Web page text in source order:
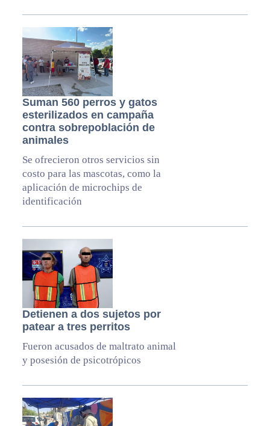
Suman 560 perros y gatos
esterilizados en campaña
contra sobrepoblación de
animales
Se ofrecieron otros servicios sin
costo para las mascotas, como la
aplicación de microchips de
identificación
Detienen a dos sujetos por
patear a tres perritos
Fueron acusados de maltrato animal
y posesión de psicotrópicos